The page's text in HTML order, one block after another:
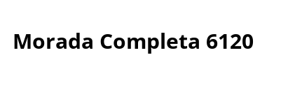
Morada Completa 6120